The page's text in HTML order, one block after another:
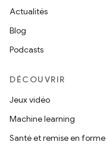
Actualités
Blog
Podcasts
DÉCOUVRIR
Jeux vidéo
Machine learning
Santé et remise en forme